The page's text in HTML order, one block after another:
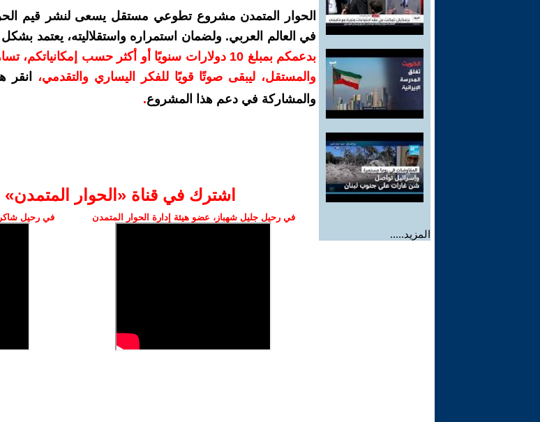
المزيد.....
الحوار المتمدن مشروع تطوعي مستقل يسعى لنشر قيم
في العالم العربي. ولضمان استمراره واستقلاليته، يعتمد
بدعمكم بمبلغ 10 دولارات سنويًا أو أكثر حسب
والمستقل، ليبقى صوتًا قويًا للفكر اليساري والتقدمي،
انقر
والمشاركة في دعم هذا المشروع.
اشترك في قناة ‫«الحوار المتمدن»
في رحيل جليل شهباز، عضو هيئة إدارة الحوار المتمدن في رحيل